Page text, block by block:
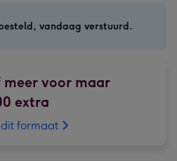
vandaag verstuurd.
meer voor maar
extra
dit formaat